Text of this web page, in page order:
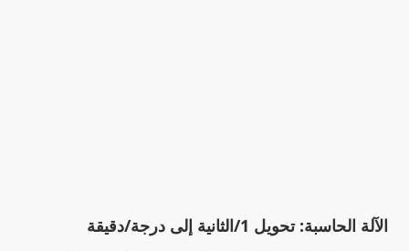
الآلة الحاسبة: تحويل 1/الثانية إلى درجة/دقيقة